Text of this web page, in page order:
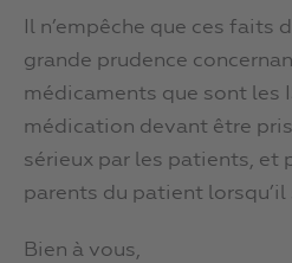
Il n’empêche que ces faits
grande prudence
médicaments que sont les
médication devant être
sérieux par les patients, et
parents du patient lorsqu’il
Bien à vous,